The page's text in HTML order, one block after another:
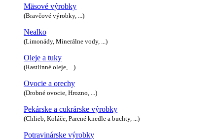
Mäsové výrobky
(Bravčové výrobky, ...)
Nealko
(Limonády, Minerálne vody, ...)
Oleje a tuky
(Rastlinné oleje, ...)
Ovocie a orechy
(Drobné ovocie, Hrozno, ...)
Pekárske a cukrárske výrobky
(Chlieb, Koláče, Parené knedle a buchty, ...)
Potravinárske výrobky